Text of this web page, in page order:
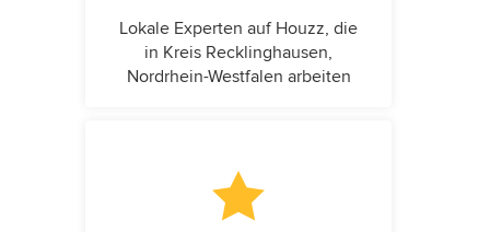
Lokale Experten auf Houzz, die
in Kreis Recklinghausen,
Nordrhein-Westfalen arbeiten